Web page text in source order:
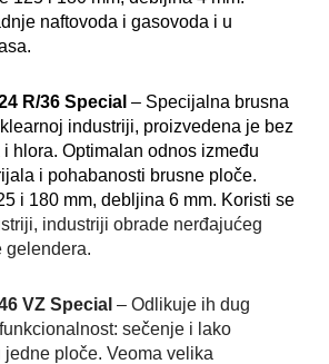
naftovoda i gasovoda i u
R/36 Special – Specijalna brusna
industriji, proizvedena je bez
hlora. Optimalan odnos između
i pohabanosti brusne ploče.
i 180 mm, debljina 6 mm. Koristi se
industriji obrade nerđajućeg
gelendera.
VZ Special – Odlikuje ih dug
sečenje i lako
jedne ploče. Veoma velika